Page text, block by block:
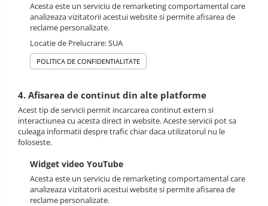
Acesta este un serviciu de remarketing comportamental care
analizeaza vizitatorii acestui website si permite afisarea de
reclame personalizate.
Locatie de Prelucrare: SUA
POLITICA DE CONFIDENTIALITATE
4. Afisarea de continut din alte platforme
Acest tip de servicii permit incarcarea continut extern si
interactiunea cu acesta direct in website. Aceste servicii pot sa
culeaga informatii despre trafic chiar daca utilizatorul nu le
foloseste.
Widget video YouTube
Acesta este un serviciu de remarketing comportamental care
analizeaza vizitatorii acestui website si permite afisarea de
reclame personalizate.